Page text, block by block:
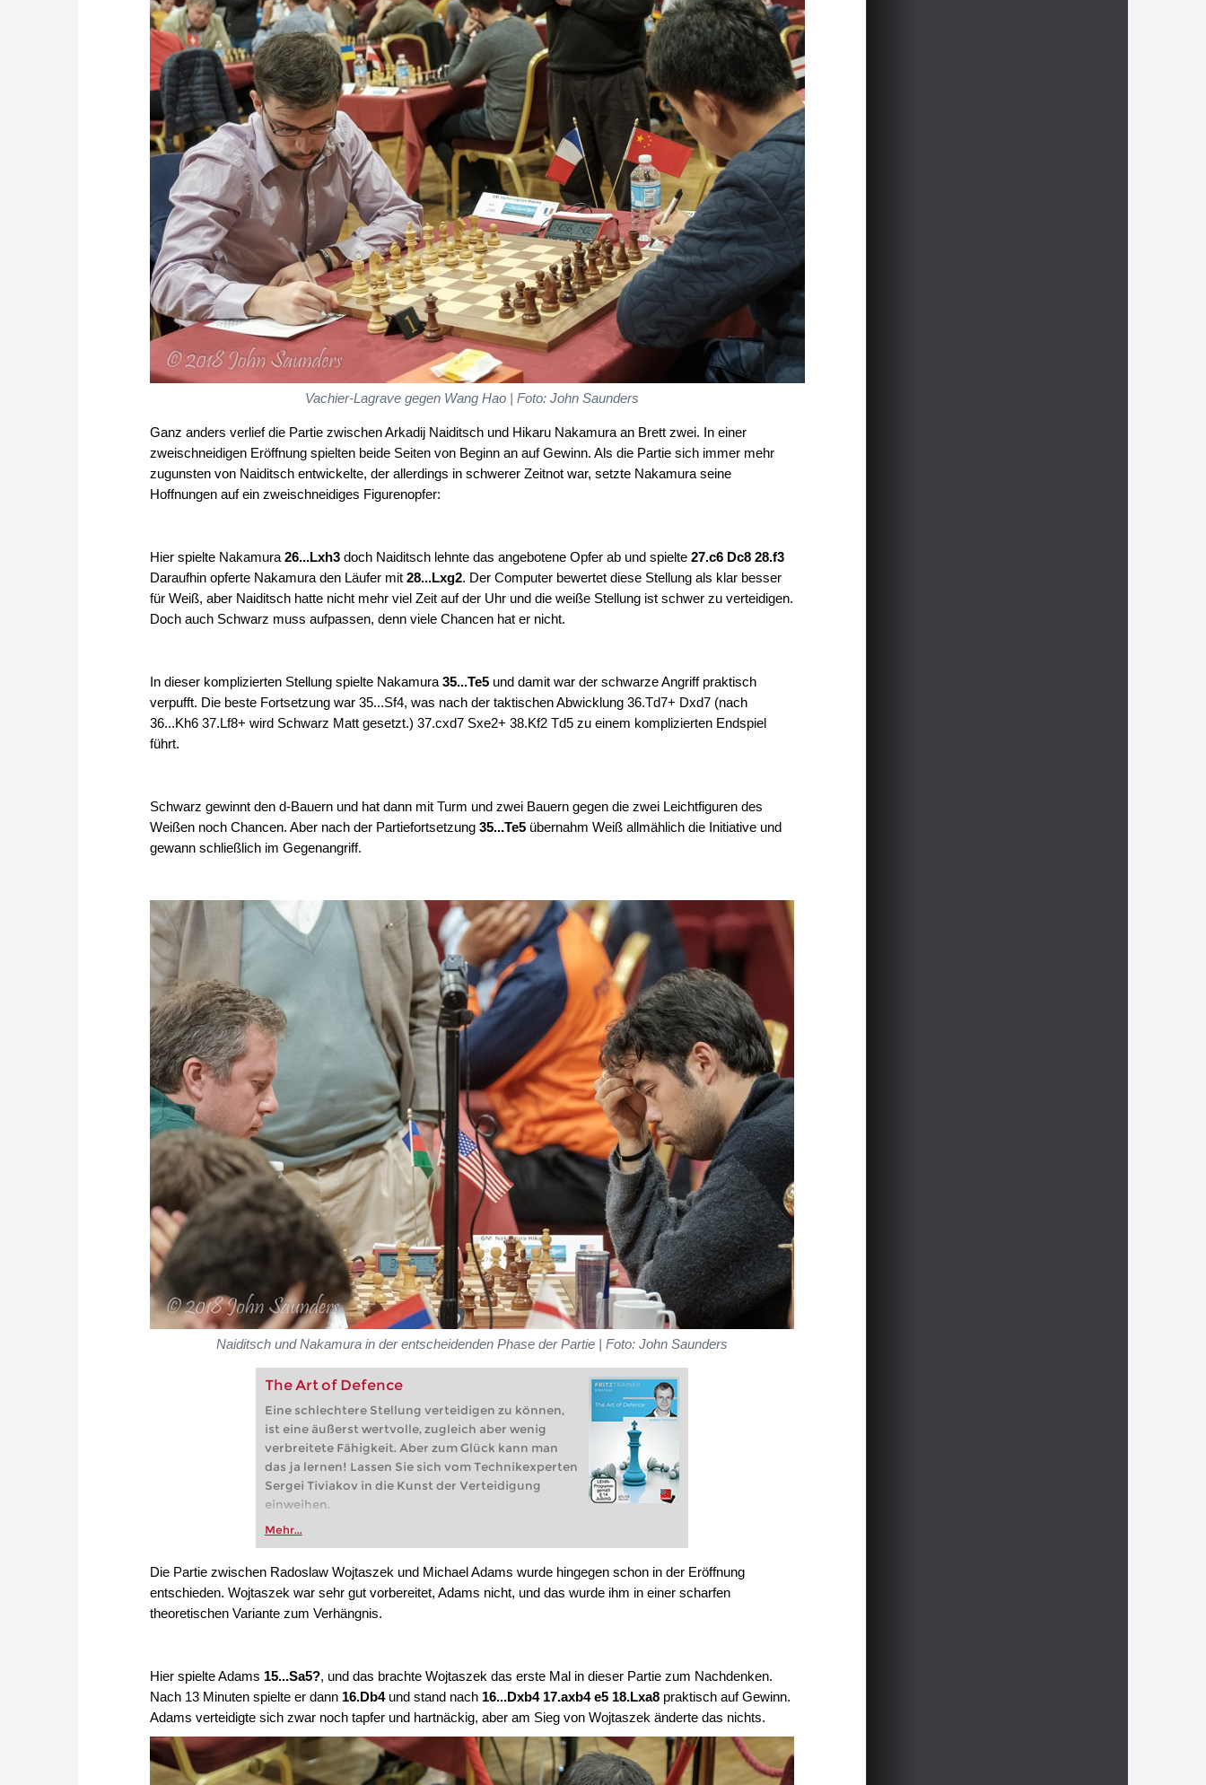
Vachier-Lagrave gegen Wang Hao | Foto: John Saunders
Ganz anders verlief die Partie zwischen Arkadij Naiditsch und Hikaru Nakamura an Brett zwei. In einer
zweischneidigen Eröffnung spielten beide Seiten von Beginn an auf Gewinn. Als die Partie sich immer mehr
zugunsten von Naiditsch entwickelte, der allerdings in schwerer Zeitnot war, setzte Nakamura seine
Hoffnungen auf ein zweischneidiges Figurenopfer:
Hier spielte Nakamura 26...Lxh3 doch Naiditsch lehnte das angebotene Opfer ab und spielte 27.c6 Dc8 28.f3
Daraufhin opferte Nakamura den Läufer mit 28...Lxg2. Der Computer bewertet diese Stellung als klar besser
für Weiß, aber Naiditsch hatte nicht mehr viel Zeit auf der Uhr und die weiße Stellung ist schwer zu verteidigen.
Doch auch Schwarz muss aufpassen, denn viele Chancen hat er nicht.
In dieser komplizierten Stellung spielte Nakamura 35...Te5 und damit war der schwarze Angriff praktisch
verpufft. Die beste Fortsetzung war 35...Sf4, was nach der taktischen Abwicklung 36.Td7+ Dxd7 (nach
36...Kh6 37.Lf8+ wird Schwarz Matt gesetzt.) 37.cxd7 Sxe2+ 38.Kf2 Td5 zu einem komplizierten Endspiel
führt.
Schwarz gewinnt den d-Bauern und hat dann mit Turm und zwei Bauern gegen die zwei Leichtfiguren des
Weißen noch Chancen. Aber nach der Partiefortsetzung 35...Te5 übernahm Weiß allmählich die Initiative und
gewann schließlich im Gegenangriff.
Naiditsch und Nakamura in der entscheidenden Phase der Partie | Foto: John Saunders
The Art of Defence
Eine schlechtere Stellung verteidigen zu können,
ist eine äußerst wertvolle, zugleich aber wenig
verbreitete Fähigkeit. Aber zum Glück kann man
das ja lernen! Lassen Sie sich vom Technikexperten
Sergei Tiviakov in die Kunst der Verteidigung
einweihen.
Mehr...
Die Partie zwischen Radoslaw Wojtaszek und Michael Adams wurde hingegen schon in der Eröffnung
entschieden. Wojtaszek war sehr gut vorbereitet, Adams nicht, und das wurde ihm in einer scharfen
theoretischen Variante zum Verhängnis.
Hier spielte Adams 15...Sa5?, und das brachte Wojtaszek das erste Mal in dieser Partie zum Nachdenken.
Nach 13 Minuten spielte er dann 16.Db4und stand nach 16...Dxb4 17.axb4 e5 18.Lxa8 praktisch auf Gewinn.
Adams verteidigte sich zwar noch tapfer und hartnäckig, aber am Sieg von Wojtaszek änderte das nichts.